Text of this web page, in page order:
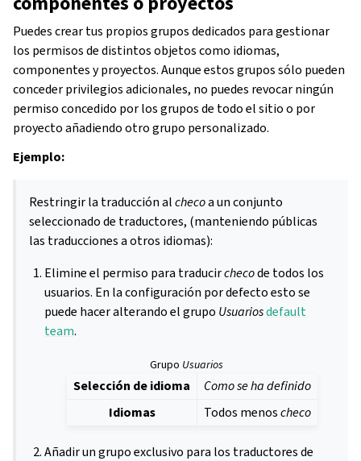
Puedes crear tus propios grupos dedicados para gestionar
los permisos de distintos objetos como idiomas,
componentes y proyectos. Aunque estos grupos sólo pueden
conceder privilegios adicionales, no puedes revocar ningún
permiso concedido por los grupos de todo el sitio o por
proyecto añadiendo otro grupo personalizado.
Ejemplo:
Restringir la traducción alchecoa un conjunto
seleccionado de traductores, (manteniendo públicas
las traducciones a otros idiomas):
Elimine el permiso para traducirchecode todos los
usuarios. En la configuración por defecto esto se
puede hacer alterando el grupo Usuariosdefault
team.
Grupo Usuarios
Selección de idioma
Como se ha definido
Idiomas
Todos menoscheco
Añadir un grupo exclusivo para los traductores de